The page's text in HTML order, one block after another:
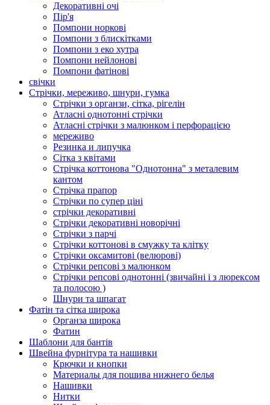
Декоративні очі
Пір'я
Помпони норкові
Помпони з блискітками
Помпони з еко хутра
Помпони нейлонові
Помпони фатінові
свічки
Стрічки, мереживо, шнури, гумка
Стрічки з органзи, сітка, рігелін
Атласні однотонні стрічки
Атласні стрічки з малюнком і перфорацією
мереживо
Резинка и липучка
Сітка з квітами
Стрічка коттонова "Однотонна" з металевим
кантом
Стрічка прапор
Стрічки по супер ціні
стрічки декоративні
Стрічки декоративні новорічні
Стрічки з парчі
Стрічки коттонові в смужку та клітку
Стрічки оксамитові (велюрові)
Стрічки репсові з малюнком
Стрічки репсові однотонні (звичайні і з люрексом
та полосою )
Шнури та шпагат
Фатін та сітка широка
Органза широка
Фатин
Шаблони для бантів
Швейна фурнітура та нашивки
Крючки и кнопки
Материалы для пошива нижнего белья
Нашивки
Нитки